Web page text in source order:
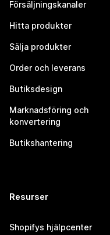
Försäljningskanaler
Hitta produkter
Sälja produkter
Order och leverans
Butiksdesign
Marknadsföring och
konvertering
Butikshantering
Resurser
Shopifys hjälpcenter